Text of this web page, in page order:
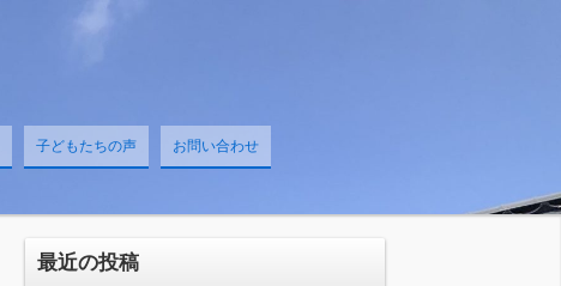
子どもたちの声 お問い合わせ
最近の投稿